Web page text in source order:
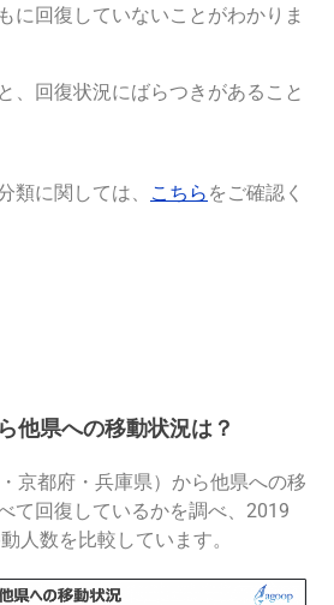
に回復していないことがわかりま
、回復状況にばらつきがあること
に関しては、 こちら をご確認く
他県への移動状況は？
京都府 ・兵庫県）から他県への移
て回復しているかを調べ、 2019
人数を比較しています。